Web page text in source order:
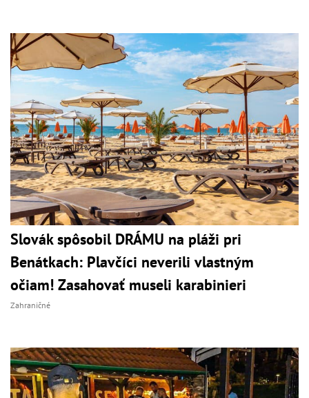
Slovák spôsobil DRÁMU na pláži pri
Benátkach: Plavčíci neverili vlastným
očiam! Zasahovať museli karabinieri
Zahraničné